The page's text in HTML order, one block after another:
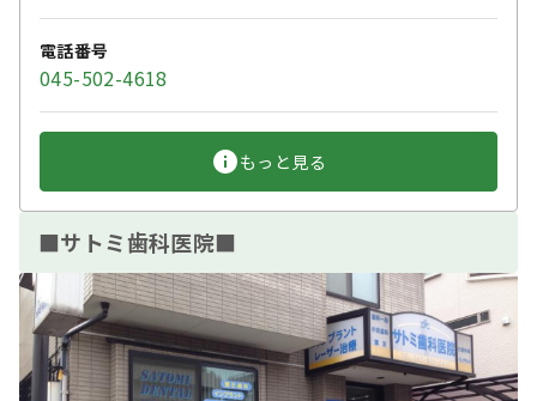
電話番号
045-502-4618
もっと見る
■サトミ歯科医院■